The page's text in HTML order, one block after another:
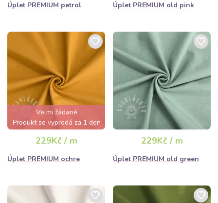
Úplet PREMIUM petrol Úplet PREMIUM old pink
Velmi žádané
Produkt se vyprodá za 1 den
229Kč / m
Úplet PREMIUM ochre
229Kč / m
Úplet PREMIUM old green